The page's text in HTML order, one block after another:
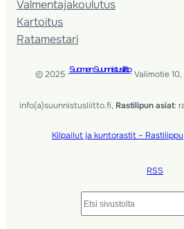
Valmentaja­koulutus
Kartoitus
Ratamestari
© 2025 ·Suomen Suunnistusliitto· Valimotie
info(a)suunnistusliitto.fi, Rastilipun asiat:
Kilpailut ja kuntorastit – Rastilippu
RSS
Etsi